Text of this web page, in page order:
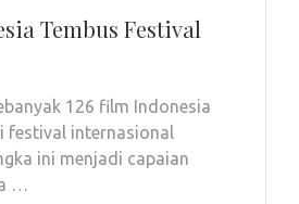
Tembus Festival
126 film Indonesia
festival internasional
ini menjadi capaian
…